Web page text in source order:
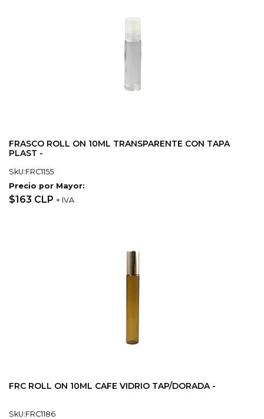
FRASCO ROLL ON 10ML TRANSPARENTE CON TAPA
PLAST -
SkU:FRC1155
Precio por Mayor:
$163 CLP + IVA
FRC ROLL ON 10ML CAFE VIDRIO TAP/DORADA -
SkU:FRC1186